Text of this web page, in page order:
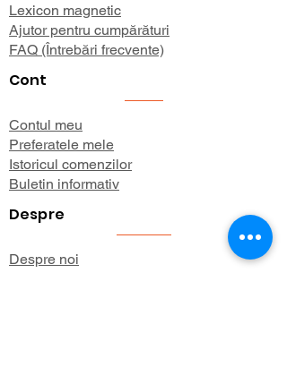
Lexicon magnetic
Ajutor pentru cumpărături
FAQ (Întrebări frecvente)
Cont
Contul meu
Preferatele mele
Istoricul comenzilor
Buletin informativ
Despre
Despre noi